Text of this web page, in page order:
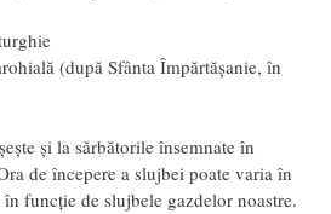
(după Sfânta Împărtășanie, în
și la sărbătorile însemnate în
de începere a slujbei poate varia în
în funcție de slujbele gazdelor noastre.